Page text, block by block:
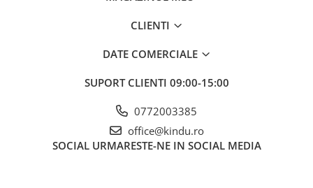
CLIENTI
DATE COMERCIALE
SUPORT CLIENTI 09:00-15:00
0772003385
office@kindu.ro
SOCIAL URMARESTE-NE IN SOCIAL MEDIA